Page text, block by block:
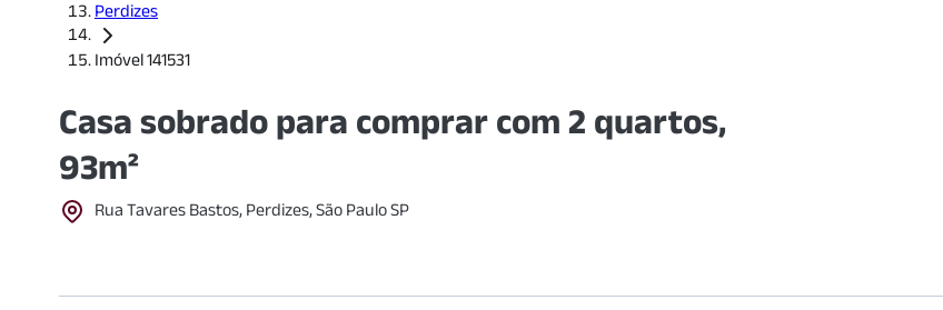
Perdizes
Imóvel 141531
Casa sobrado para comprar com 2 quartos,
93m²
Rua Tavares Bastos, Perdizes, São Paulo SP